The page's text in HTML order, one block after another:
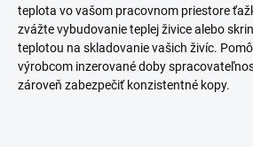
teplota vo vašom pracovnom priestore
zvážte vybudovanie teplej živice alebo
teplotou na skladovanie vašich živíc.
výrobcom inzerované doby
zároveň zabezpečiť konzistentné kopy.